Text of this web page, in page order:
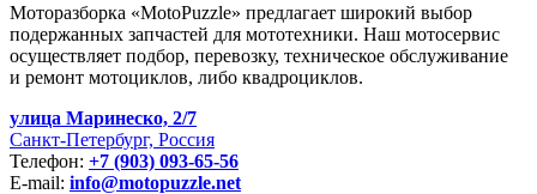
Моторазборка «MotoPuzzle» предлагает широкий выбор
подержанных запчастей для мототехники. Наш мотосервис
осуществляет подбор, перевозку, техническое обслуживание
и ремонт мотоциклов, либо квадроциклов.
улица Маринеско, 2/7
Санкт-Петербург, Россия
Телефон: +7 (903) 093-65-56
E-mail: info@motopuzzle.net